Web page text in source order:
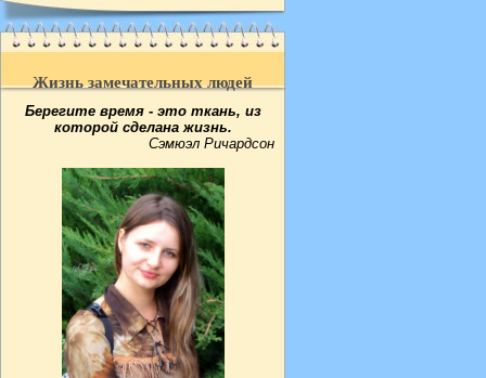
Жизнь замечательных людей
Берегите время - это ткань, из
которой сделана жизнь.
Сэмюэл Ричардсон